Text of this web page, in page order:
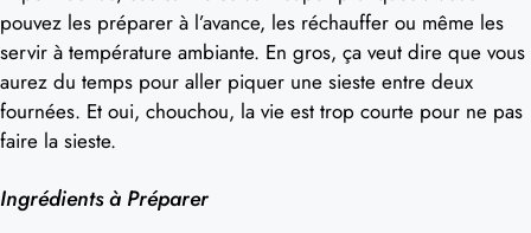
pouvez les préparer à l’avance, les réchauffer ou même les
servir à température ambiante. En gros, ça veut dire que vous
aurez du temps pour aller piquer une sieste entre deux
fournées. Et oui, chouchou, la vie est trop courte pour ne pas
faire la sieste.
Ingrédients à Préparer